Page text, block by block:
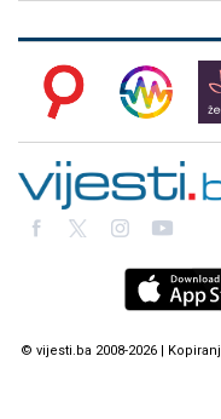
© vijesti.ba 2008-2026 |